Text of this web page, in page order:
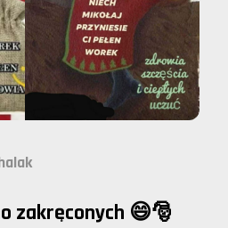
zakręconych 😄🎅